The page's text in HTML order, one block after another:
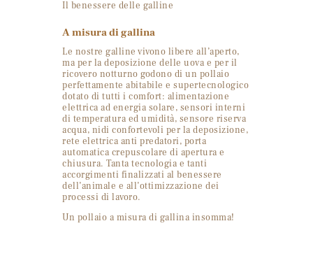
Il benessere delle galline
A misura di gallina
Le nostre galline vivono libere all’aperto,
ma per la deposizione delle uova e per il
ricovero notturno godono di un pollaio
perfettamente abitabile e supertecnologico
dotato di tutti i comfort: alimentazione
elettrica ad energia solare, sensori interni
di temperatura ed umidità, sensore riserva
acqua, nidi confortevoli per la deposizione,
rete elettrica anti predatori, porta
automatica crepuscolare di apertura e
chiusura. Tanta tecnologia e tanti
accorgimenti finalizzati al benessere
dell’animale e all’ottimizzazione dei
processi di lavoro.
Un pollaio a misura di gallina insomma!